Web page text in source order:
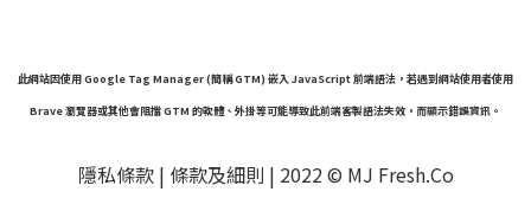
此網站因使用 Google Tag Manager (簡稱 GTM) 嵌入 JavaScript 前端語法，若遇到網站使用者使用
Brave 瀏覽器或其他會阻擋 GTM 的軟體、外掛等可能導致此前端客製語法失效，而顯示錯誤資訊。
隱私條款 | 條款及細則 | 2022 © MJ Fresh.Co